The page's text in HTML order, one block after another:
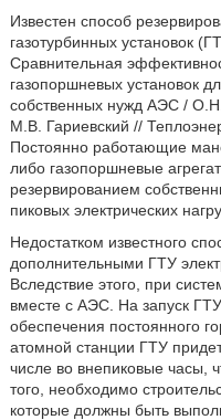
Известен способ
газотурбинных установок
Сравнительная
газопоршневых установок
собственных нужд АЭС /
М.В. Гариевский //
Постоянно работающие
либо газопоршневые
резервированием
пиковых электрических
Недостатком известного
дополнительными ГТУ
Вследствие этого, при
вместе с АЭС. На запуск
обеспечения постоянного
атомной станции ГТУ
числе во внепиковые часы,
того, необходимо
которые должны быть